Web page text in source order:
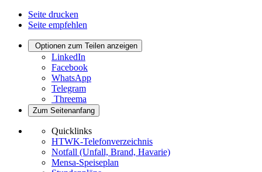
Seite drucken
Seite empfehlen
Optionen zum Teilen anzeigen
LinkedIn
Facebook
WhatsApp
Telegram
Threema
Zum Seitenanfang
Quicklinks
HTWK-Telefonverzeichnis
Notfall (Unfall, Brand, Havarie)
Mensa-Speiseplan